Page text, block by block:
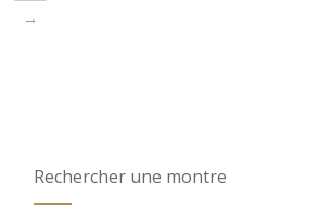
→
Rechercher une montre